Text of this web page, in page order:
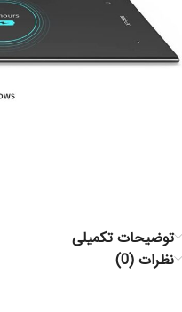
توضیحات تکمیلی
نظرات (0)